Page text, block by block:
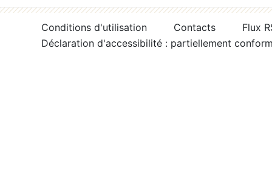
Conditions d'utilisation Contacts
Flux
Déclaration d'accessibilité : partiellement